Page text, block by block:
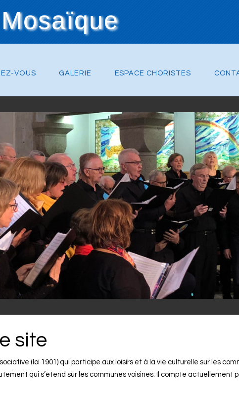
VOUS GALERIE ESPACE CHORISTES
site
(loi 1901) qui participe aux loisirs et à la vie culturelle sur les
qui s’étend sur les communes voisines. Il compte actuellement